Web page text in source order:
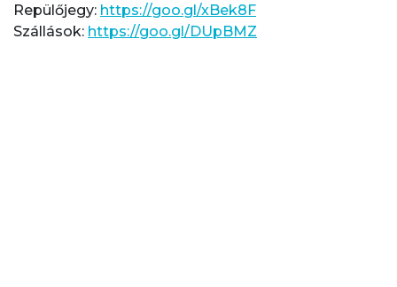
Repülőjegy: https://goo.gl/xBek8F
Szállások: https://goo.gl/DUpBMZ